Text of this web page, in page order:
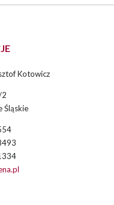
Kotowicz
2
Śląskie